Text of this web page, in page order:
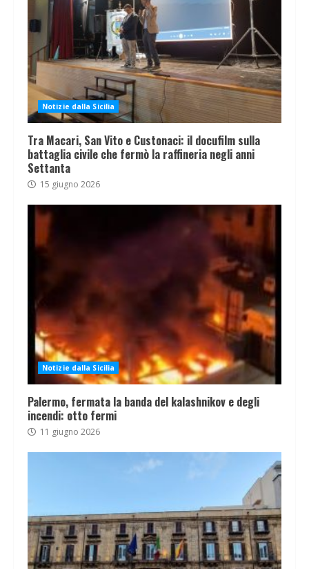
Notizie dalla Sicilia
Tra Macari, San Vito e Custonaci: il docufilm sulla
battaglia civile che fermò la raffineria negli anni
Settanta
15 giugno 2026
Notizie dalla Sicilia
Palermo, fermata la banda del kalashnikov e degli
incendi: otto fermi
11 giugno 2026